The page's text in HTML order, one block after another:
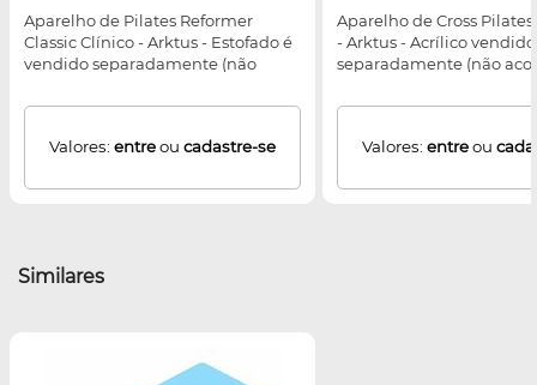
Aparelho de Pilates Reformer
Classic Clínico - Arktus - Estofado é
vendido separadamente (não
Valores: entreou cadastre-se
Aparelho de Cross
- Arktus - Acrílico vendido
separadamente (não
Valores: entreou
Similares